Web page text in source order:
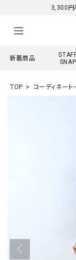
3,300円
新着商品
SNAP
TOP コーディネート